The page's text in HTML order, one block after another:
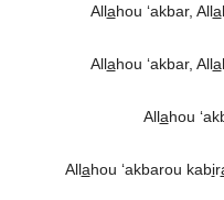
Allahou ‘akbar, Alla
Allahou ‘akbar, Alla
Allahou
Allahou ‘akbarou kabir